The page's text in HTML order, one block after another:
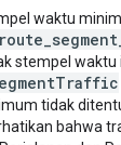
waktu
stempel waktu
tidak
bahwa